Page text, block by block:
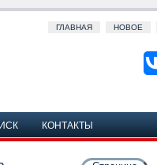
ГЛАВНАЯ НОВОЕ
КОНТАКТЫ